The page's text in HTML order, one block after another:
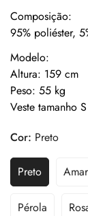
Composição:
95% poliéster,
Modelo:
Altura: 159 cm
Peso: 55 kg
Veste tamanho S
Cor: Preto
Preto
Pérola